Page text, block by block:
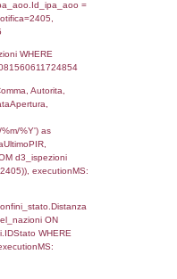
as
i ON
LEFT JOIN
= n.CodiceUnivoco LEFT
ON a1.ComuneStab =
LEFT JOIN el_province
= el_prov.IstProvincia
executionMS:
as
as RegioneST,
as